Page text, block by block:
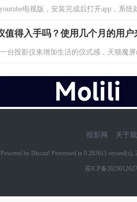
电视版，安装完成后打开app，系
值得入手吗？使用几个月的用户
台投影仪来增加生活的仪式感，天猫魔
投影网 关于
Powered by Discuz! Processed in 0.202615
苏ICP备